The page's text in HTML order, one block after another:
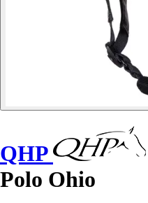
QHP
Polo Ohio